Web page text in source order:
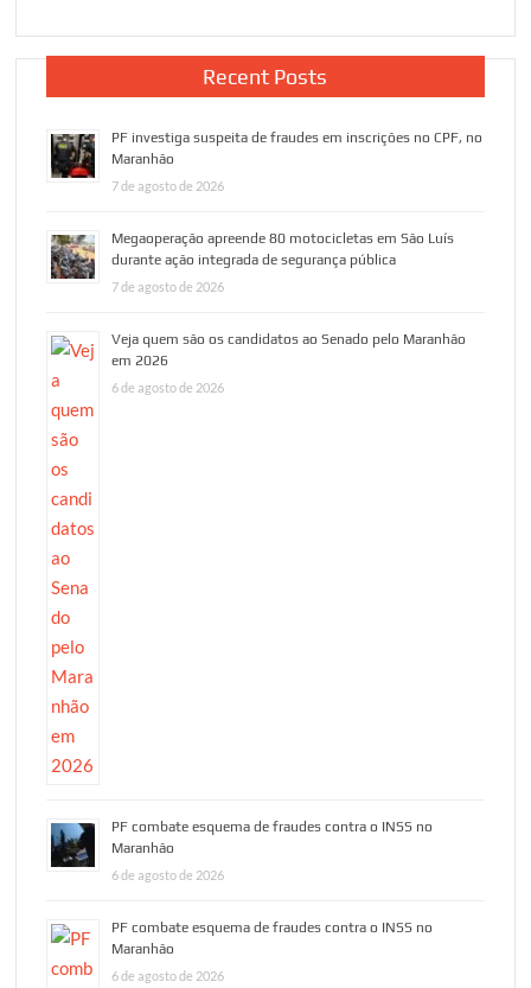
Recent Posts
PF investiga suspeita de fraudes em inscrições no CPF, no
Maranhão
7 de agosto de 2026
Megaoperação apreende 80 motocicletas em São Luís
durante ação integrada de segurança pública
7 de agosto de 2026
Veja quem são os candidatos ao Senado pelo Maranhão
em 2026
6 de agosto de 2026
PF combate esquema de fraudes contra o INSS no
Maranhão
6 de agosto de 2026
PF combate esquema de fraudes contra o INSS no
Maranhão
6 de agosto de 2026